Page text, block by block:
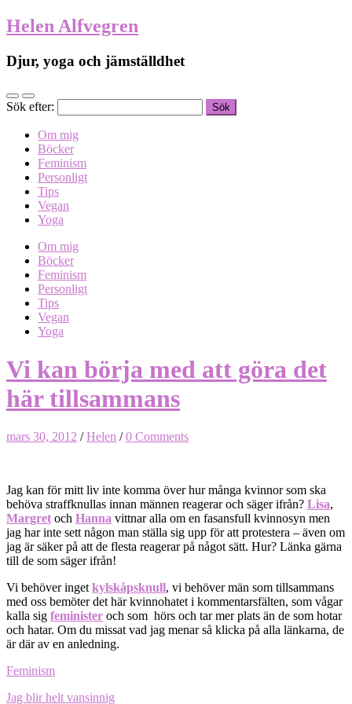
Helen Alfvegren
Djur, yoga och jämställdhet
Sök efter:
Om mig
Böcker
Feminism
Personligt
Tips
Vegan
Yoga
Om mig
Böcker
Feminism
Personligt
Tips
Vegan
Yoga
Vi kan börja med att göra det
här tillsammans
mars 30, 2012 /Helen /0 Comments
Jag kan för mitt liv inte komma över hur många kvinnor som ska
behöva straffknullas innan männen reagerar och säger ifrån? Lisa,
Margret och Hanna vittnar alla om en fasansfull kvinnosyn men
jag har inte sett någon man ställa sig upp för att protestera – även om
jag är säker på att de flesta reagerar på något sätt. Hur? Länka gärna
till de som säger ifrån!
Vi behöver ingetkylskåpsknull, vi behöver män som tillsammans
med oss bemöter det här kvinnohatet i kommentarsfälten, som vågar
kalla sig feminister och som hörs och tar mer plats än de som hotar
och hatar. Om du missat vad jag menar så klicka på alla länkarna, de
är där av en anledning.
Feminism
Jag blir helt vansinnig